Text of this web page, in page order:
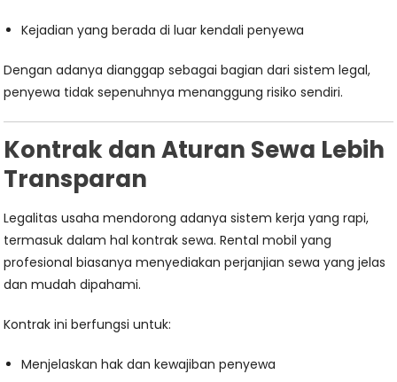
Kejadian yang berada di luar kendali penyewa
Dengan adanya dianggap sebagai bagian dari sistem legal,
penyewa tidak sepenuhnya menanggung risiko sendiri.
Kontrak dan Aturan Sewa Lebih
Transparan
Legalitas usaha mendorong adanya sistem kerja yang rapi,
termasuk dalam hal kontrak sewa. Rental mobil yang
profesional biasanya menyediakan perjanjian sewa yang jelas
dan mudah dipahami.
Kontrak ini berfungsi untuk:
Menjelaskan hak dan kewajiban penyewa